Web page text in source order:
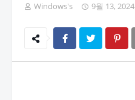
Windows's 9월 13, 2024